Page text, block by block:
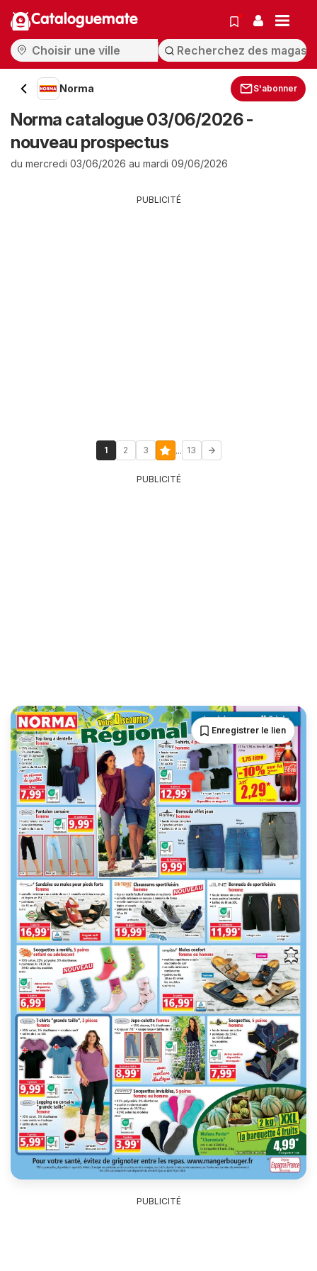
Cataloguemate
Norma S'abonner
Norma catalogue 03/06/2026 -
nouveau prospectus
du mercredi 03/06/2026 au mardi 09/06/2026
PUBLICITÉ
1 2 3 ... 13
PUBLICITÉ
Enregistrer le lien
PUBLICITÉ